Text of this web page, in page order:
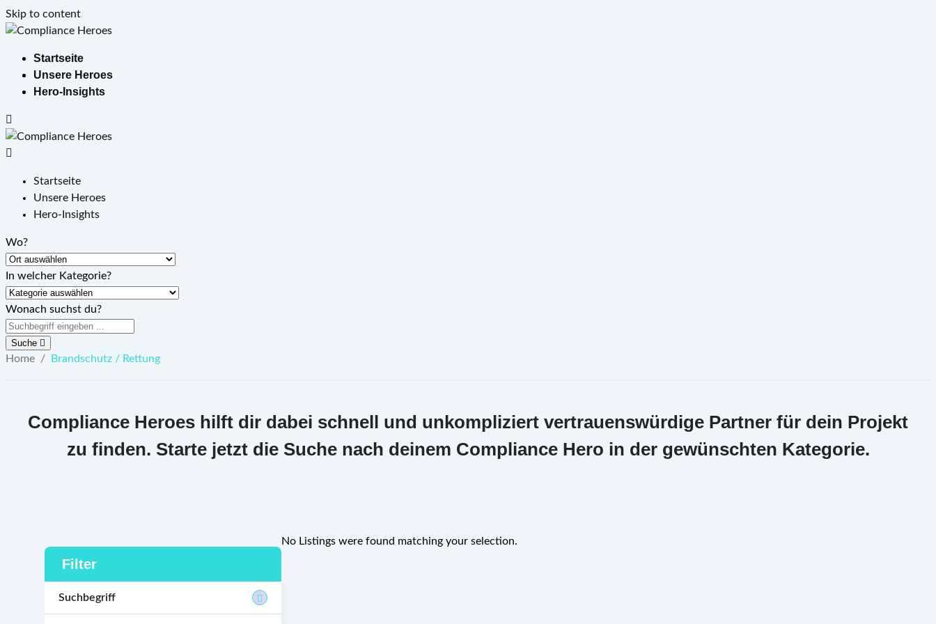
Skip to content
Startseite
Unsere Heroes
Hero-Insights
Startseite
Unsere Heroes
Hero-Insights
Wo?
In welcher Kategorie?
Wonach suchst du?
Suche
Home / Brandschutz / Rettung
Compliance Heroes hilft dir dabei schnell und unkompliziert vertrauenswürdige Partner für dein Projekt
zu finden. Starte jetzt die Suche nach deinem Compliance Hero in der gewünschten Kategorie.
No Listings were found matching your selection.
Filter
Suchbegriff